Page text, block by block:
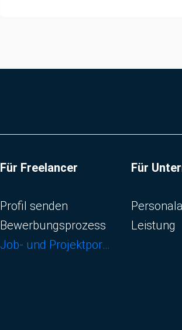
Für Freelancer
Navigation überspringen
Profil senden
Bewerbungsprozess
Job- und Projektportal
Für
Navigation überspringen
Leistung